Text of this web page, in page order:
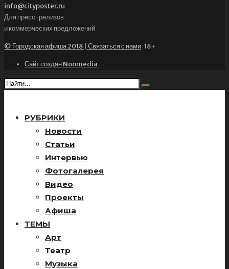
info@cityposter.ru
Для пресс-релизов
и коммерческих предложений
© Городская афиша 2018 | Связаться с нами 18+
Сайт создан Noomedia
РУБРИКИ
Новости
Статьи
Интервью
Фотогалерея
Видео
Проекты
Афиша
ТЕМЫ
Арт
Театр
Музыка